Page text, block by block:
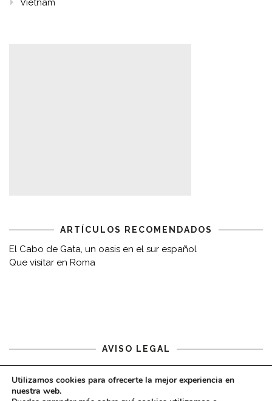
ARTÍCULOS RECOMENDADOS
El Cabo de Gata, un oasis en el sur español
Que visitar en Roma
AVISO LEGAL
Aviso legal
Utilizamos cookies para ofrecerte la mejor experiencia en
nuestra web.